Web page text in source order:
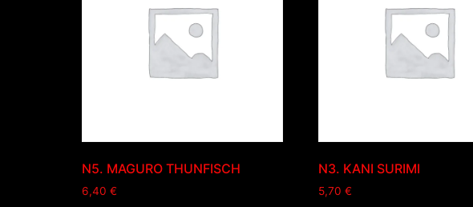
N5. MAGURO THUNFISCH
6,40 €
N3. KANI SURIMI
5,70 €